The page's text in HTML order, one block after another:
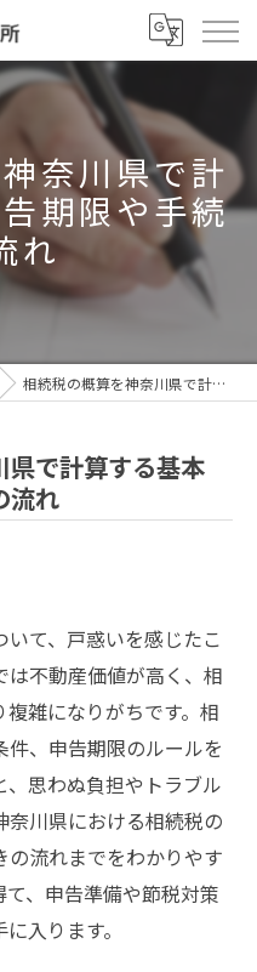
奈川県で計
期限や手続
れ
相続税の概算を神奈川県で計算する基本と申告期限や手続きの流れ
県で計算する基本
流れ
て、戸惑いを感じたこ
は不動産価値が高く、相
雑になりがちです。相
、申告期限のルールを
思わぬ負担やトラブル
奈川県における相続税の
流れまでをわかりやす
、申告準備や節税対策
入ります。